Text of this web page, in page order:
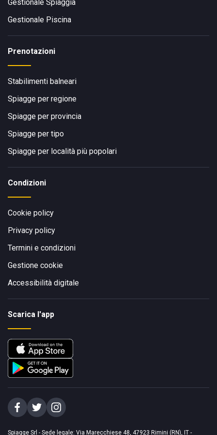
Gestionale Spiaggia
Gestionale Piscina
Prenotazioni
Stabilimenti balneari
Spiagge per regione
Spiagge per provincia
Spiagge per tipo
Spiagge per località più popolari
Condizioni
Cookie policy
Privacy policy
Termini e condizioni
Gestione cookie
Accessibilità digitale
Scarica l'app
Spiagge Srl - Sede legale: Via Marecchiese 48, 47923 Rimini (RN), IT -